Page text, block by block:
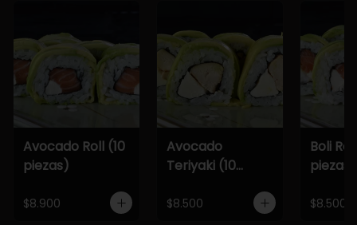
Avocado Roll (10
piezas)
$8.900
Avocado
Teriyaki (10
$8.500
Boli
piezas)
$8.500